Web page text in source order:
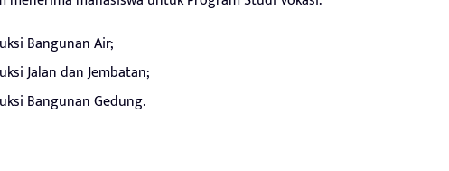
Bangunan Air;
Jalan dan Jembatan;
Bangunan Gedung.